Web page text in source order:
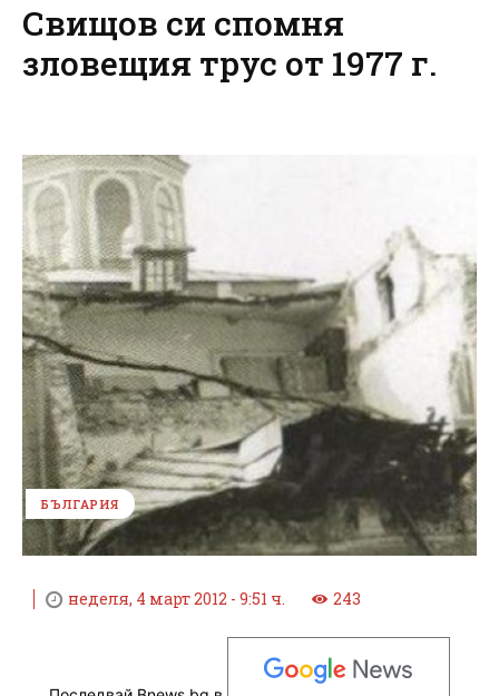
Свищов си спомня
зловещия трус от 1977 г.
БЪЛГАРИЯ
неделя, 4 март 2012 - 9:51 ч. 243